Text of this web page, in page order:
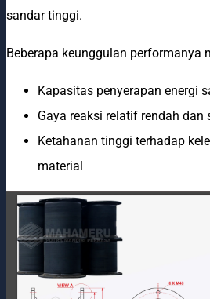
sandar tinggi.
Beberapa keunggulan performanya
Kapasitas penyerapan energi
Gaya reaksi relatif rendah dan
Ketahanan tinggi terhadap
material